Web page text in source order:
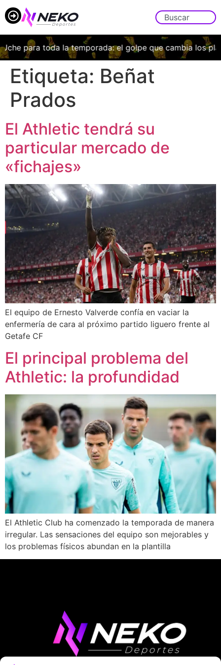
para toda la temporada: el golpe que cambia los
Etiqueta: Beñat
Prados
El Athletic tendrá su
particular mercado de
«fichajes»
El equipo de Ernesto Valverde confía en vaciar la
enfermería de cara al próximo partido liguero frente al
Getafe CF
El principal problema del
Athletic: la profundidad
El Athletic Club ha comenzado la temporada de manera
irregular. Las sensaciones del equipo son mejorables y
los problemas físicos abundan en la plantilla